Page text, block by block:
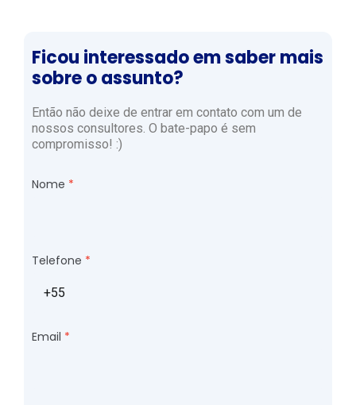
Ficou interessado em saber mais
sobre o assunto?
Então não deixe de entrar em contato com um de
nossos consultores. O bate-papo é sem
compromisso! :)
Nome
Telefone
Email